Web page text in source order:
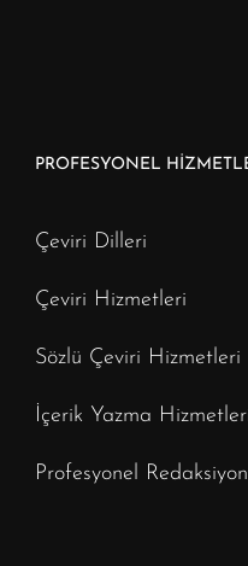
PROFESYONEL
Çeviri Dilleri
Çeviri Hizmetleri
Sözlü Çeviri Hizmetleri
İçerik Yazma
Profesyonel Redaksiyon